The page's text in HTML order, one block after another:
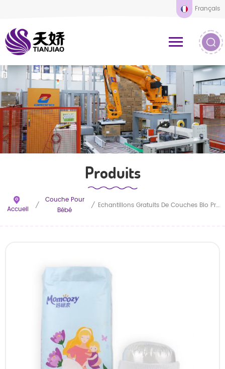
Français
Produits
Accueil /
Couche Pour
Bébé
/ Échantillons Gratuits De Couches Bio Premium Personnalisables Pour Nouveau-Nés, Hypoallergéniques